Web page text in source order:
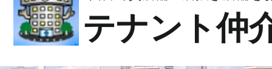
テナント仲